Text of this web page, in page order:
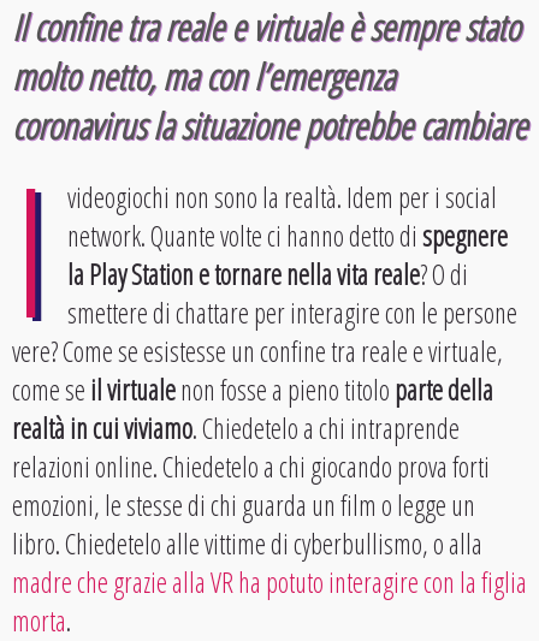
Il confine tra reale e virtuale è sempre stato
molto netto, ma con l’emergenza
coronavirus la situazione potrebbe cambiare
I
videogiochi non sono la realtà. Idem per i social
network. Quante volte ci hanno detto dispegnere
la Play Station e tornare nella vita reale? O di
smettere di chattare per interagire con le persone
vere? Come se esistesse un confine tra reale e virtuale,
come seil virtualenon fosse a pieno titoloparte della
realtà in cui viviamo. Chiedetelo a chi intraprende
relazioni online. Chiedetelo a chi giocando prova forti
emozioni, le stesse di chi guarda un film o legge un
libro. Chiedetelo alle vittime di cyberbullismo, o alla
madre che grazie alla VR ha potuto interagire con la figlia
morta.